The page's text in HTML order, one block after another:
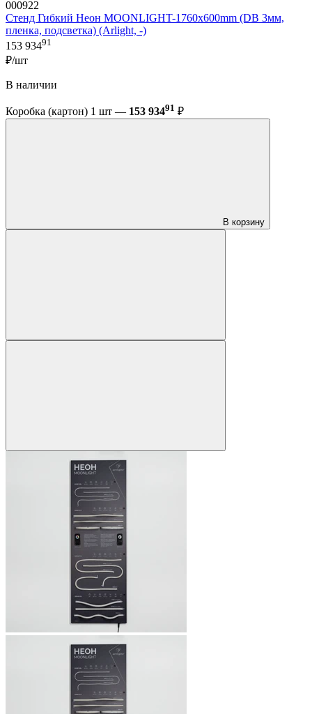
000922
Стенд Гибкий Неон MOONLIGHT-1760x600mm (DB 3мм,
пленка, подсветка) (Arlight, -)
153 93491
₽/шт
В наличии
Коробка (картон) 1 шт — 153 93491 ₽
В корзину